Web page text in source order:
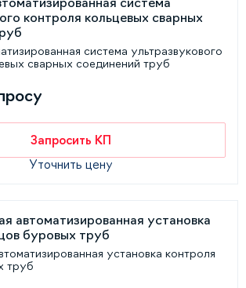
система ультразвукового
сварных соединений труб
Запросить КП
Уточнить цену
установка контроля
труб